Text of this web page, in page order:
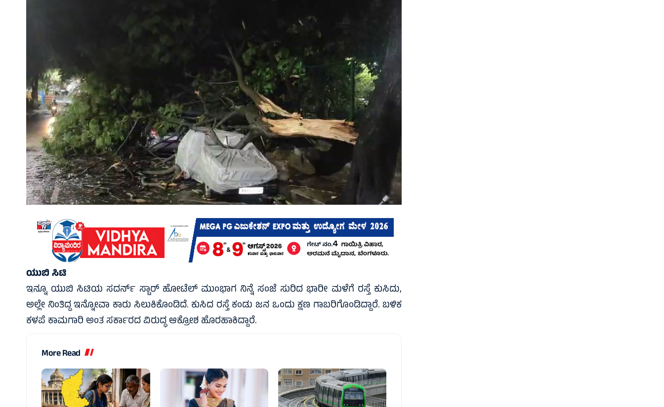
ಯುಬಿ ಸಿಟಿ
ಇನ್ನೂ ಯುಬಿ ಸಿಟಿಯ ಸದರ್ನ್‌ ಸ್ಟಾರ್‌ ಹೋಟೆಲ್‌ ಮುಂಭಾಗ ನಿನ್ನೆ ಸಂಜೆ ಸುರಿದ ಭಾರೀ ಮಳೆಗೆ ರಸ್ತೆ ಕುಸಿದು,
ಅಲ್ಲೇ ನಿಂತಿದ್ದ ಇನ್ನೋವಾ ಕಾರು ಸಿಲುಕಿಕೊಂಡಿದೆ. ಕುಸಿದ ರಸ್ತೆ ಕಂಡು ಜನ ಒಂದು ಕ್ಷಣ ಗಾಬರಿಗೊಂಡಿದ್ದಾರೆ. ಬಳಿಕ
ಕಳಪೆ ಕಾಮಗಾರಿ ಅಂತ ಸರ್ಕಾರದ ವಿರುದ್ಧ ಆಕ್ರೋಶ ಹೊರಹಾಕಿದ್ದಾರೆ.
More Read